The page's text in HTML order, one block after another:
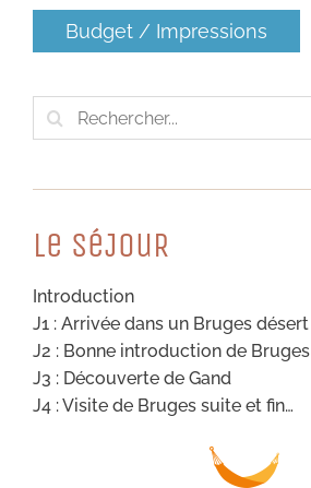
Budget / Impressions
Rechercher:
Le SéJouR
Introduction
J1 : Arrivée dans un Bruges désert
J2 : Bonne introduction de Bruges
J3 : Découverte de Gand
J4 : Visite de Bruges suite et fin…